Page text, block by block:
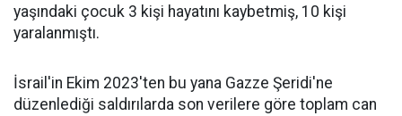
yaşındaki çocuk 3 kişi hayatını kaybetmiş, 10 kişi
yaralanmıştı.
İsrail'in Ekim 2023'ten bu yana Gazze Şeridi'ne
düzenlediği saldırılarda son verilere göre toplam can